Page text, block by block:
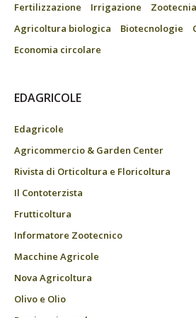
Fertilizzazione
Irrigazione Zootecnia
Agricoltura biologica
Biotecnologie
Economia circolare
EDAGRICOLE
Edagricole
Agricommercio & Garden Center
Rivista di Orticoltura e Floricoltura
Il Contoterzista
Frutticoltura
Informatore Zootecnico
Macchine Agricole
Nova Agricoltura
Olivo e Olio